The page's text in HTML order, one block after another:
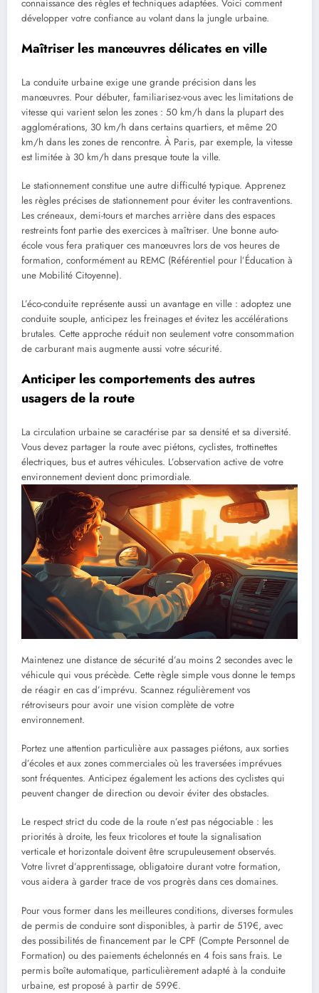
connaissance des règles et techniques adaptées. Voici comment
développer votre confiance au volant dans la jungle urbaine.
Maîtriser les manœuvres délicates en ville
La conduite urbaine exige une grande précision dans les
manœuvres. Pour débuter, familiarisez-vous avec les limitations de
vitesse qui varient selon les zones : 50 km/h dans la plupart des
agglomérations, 30 km/h dans certains quartiers, et même 20
km/h dans les zones de rencontre. À Paris, par exemple, la vitesse
est limitée à 30 km/h dans presque toute la ville.
Le stationnement constitue une autre difficulté typique. Apprenez
les règles précises de stationnement pour éviter les contraventions.
Les créneaux, demi-tours et marches arrière dans des espaces
restreints font partie des exercices à maîtriser. Une bonne auto-
école vous fera pratiquer ces manœuvres lors de vos heures de
formation, conformément au REMC (Référentiel pour l’Éducation à
une Mobilité Citoyenne).
L’éco-conduite représente aussi un avantage en ville : adoptez une
conduite souple, anticipez les freinages et évitez les accélérations
brutales. Cette approche réduit non seulement votre consommation
de carburant mais augmente aussi votre sécurité.
Anticiper les comportements des autres
usagers de la route
La circulation urbaine se caractérise par sa densité et sa diversité.
Vous devez partager la route avec piétons, cyclistes, trottinettes
électriques, bus et autres véhicules. L’observation active de votre
environnement devient donc primordiale.
Maintenez une distance de sécurité d’au moins 2 secondes avec le
véhicule qui vous précède. Cette règle simple vous donne le temps
de réagir en cas d’imprévu. Scannez régulièrement vos
rétroviseurs pour avoir une vision complète de votre
environnement.
Portez une attention particulière aux passages piétons, aux sorties
d’écoles et aux zones commerciales où les traversées imprévues
sont fréquentes. Anticipez également les actions des cyclistes qui
peuvent changer de direction ou devoir éviter des obstacles.
Le respect strict du code de la route n’est pas négociable : les
priorités à droite, les feux tricolores et toute la signalisation
verticale et horizontale doivent être scrupuleusement observés.
Votre livret d’apprentissage, obligatoire durant votre formation,
vous aidera à garder trace de vos progrès dans ces domaines.
Pour vous former dans les meilleures conditions, diverses formules
de permis de conduire sont disponibles, à partir de 519€, avec
des possibilités de financement par le CPF (Compte Personnel de
Formation) ou des paiements échelonnés en 4 fois sans frais. Le
permis boîte automatique, particulièrement adapté à la conduite
urbaine, est proposé à partir de 599€.